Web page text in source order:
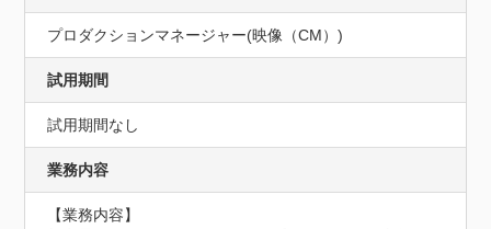
プロダクションマネージャー(映像（CM）)
試用期間
試用期間なし
業務内容
【業務内容】